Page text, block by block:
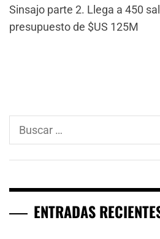
Sinsajo parte 2. Llega a 450
presupuesto de $US 125M
Buscar:
ENTRADAS